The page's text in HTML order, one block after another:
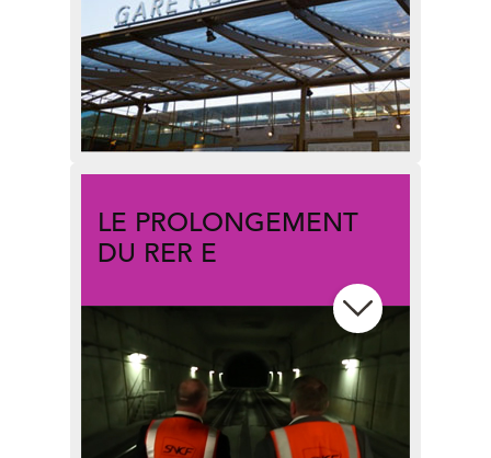
LE PROLONGEMENT
DU RER E
Quand le RER E sera-t-il prolongé
jusqu’à Mantes-la-Jolie ? Quels
bénéfices peut-on en attendre ?